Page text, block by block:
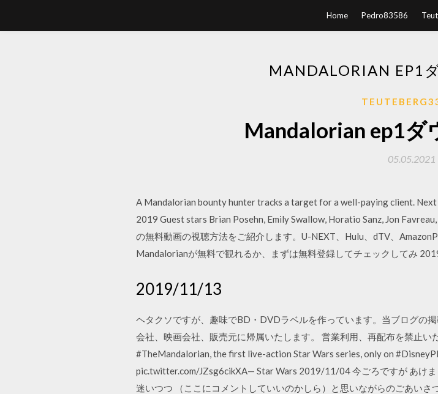
Home Pedro83586
MANDALORIAN EP1
Mandalorian ep1ダ
05.05.2021
A Mandalorian bounty hunter tracks a target for a well-paying client. Next
2019 Guest stars Brian Posehn, Emily Swallow, Horatio Sanz, Jon
の無料動画の視聴方法をご紹介します。U-NEXT、Hulu、dTV、
Mandalorianが無料で観れるか、まずは無料登録してチェックしてみ
2019/11/13
ヘタクソですが、趣味でBD・DVDラベルを作っています。当ブログの
会社、映画会社、販売元に帰属いたします。 営業利用、再配布を禁止い
#TheMandalorian, the first live-action Star Wars series, only on
pic.twitter.com/JZsg6cikXA— Star Wars 2019/11/04 今ごろですが あけ
迷いつつ （ここにコメントしていいのかしら）と思いながらのごあい